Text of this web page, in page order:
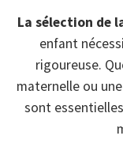
La sélection de
enfant
rigoureuse.
maternelle ou
sont